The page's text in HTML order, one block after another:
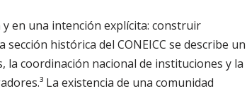
en una intención explícita: construir
histórica del CONEICC se describe un
coordinación nacional de instituciones y la
La existencia de una comunidad